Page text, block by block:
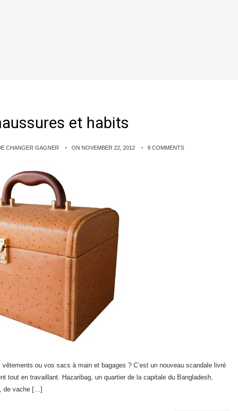
et habits
CHANGER GAGNER ON NOVEMBER 22, 2012 9 COMMENTS
ou vos sacs à main et bagages ? C’est un nouveau scandale livré
tout en travaillant. Hazaribag, un quartier de la capitale du Bangladesh,
de vache […]